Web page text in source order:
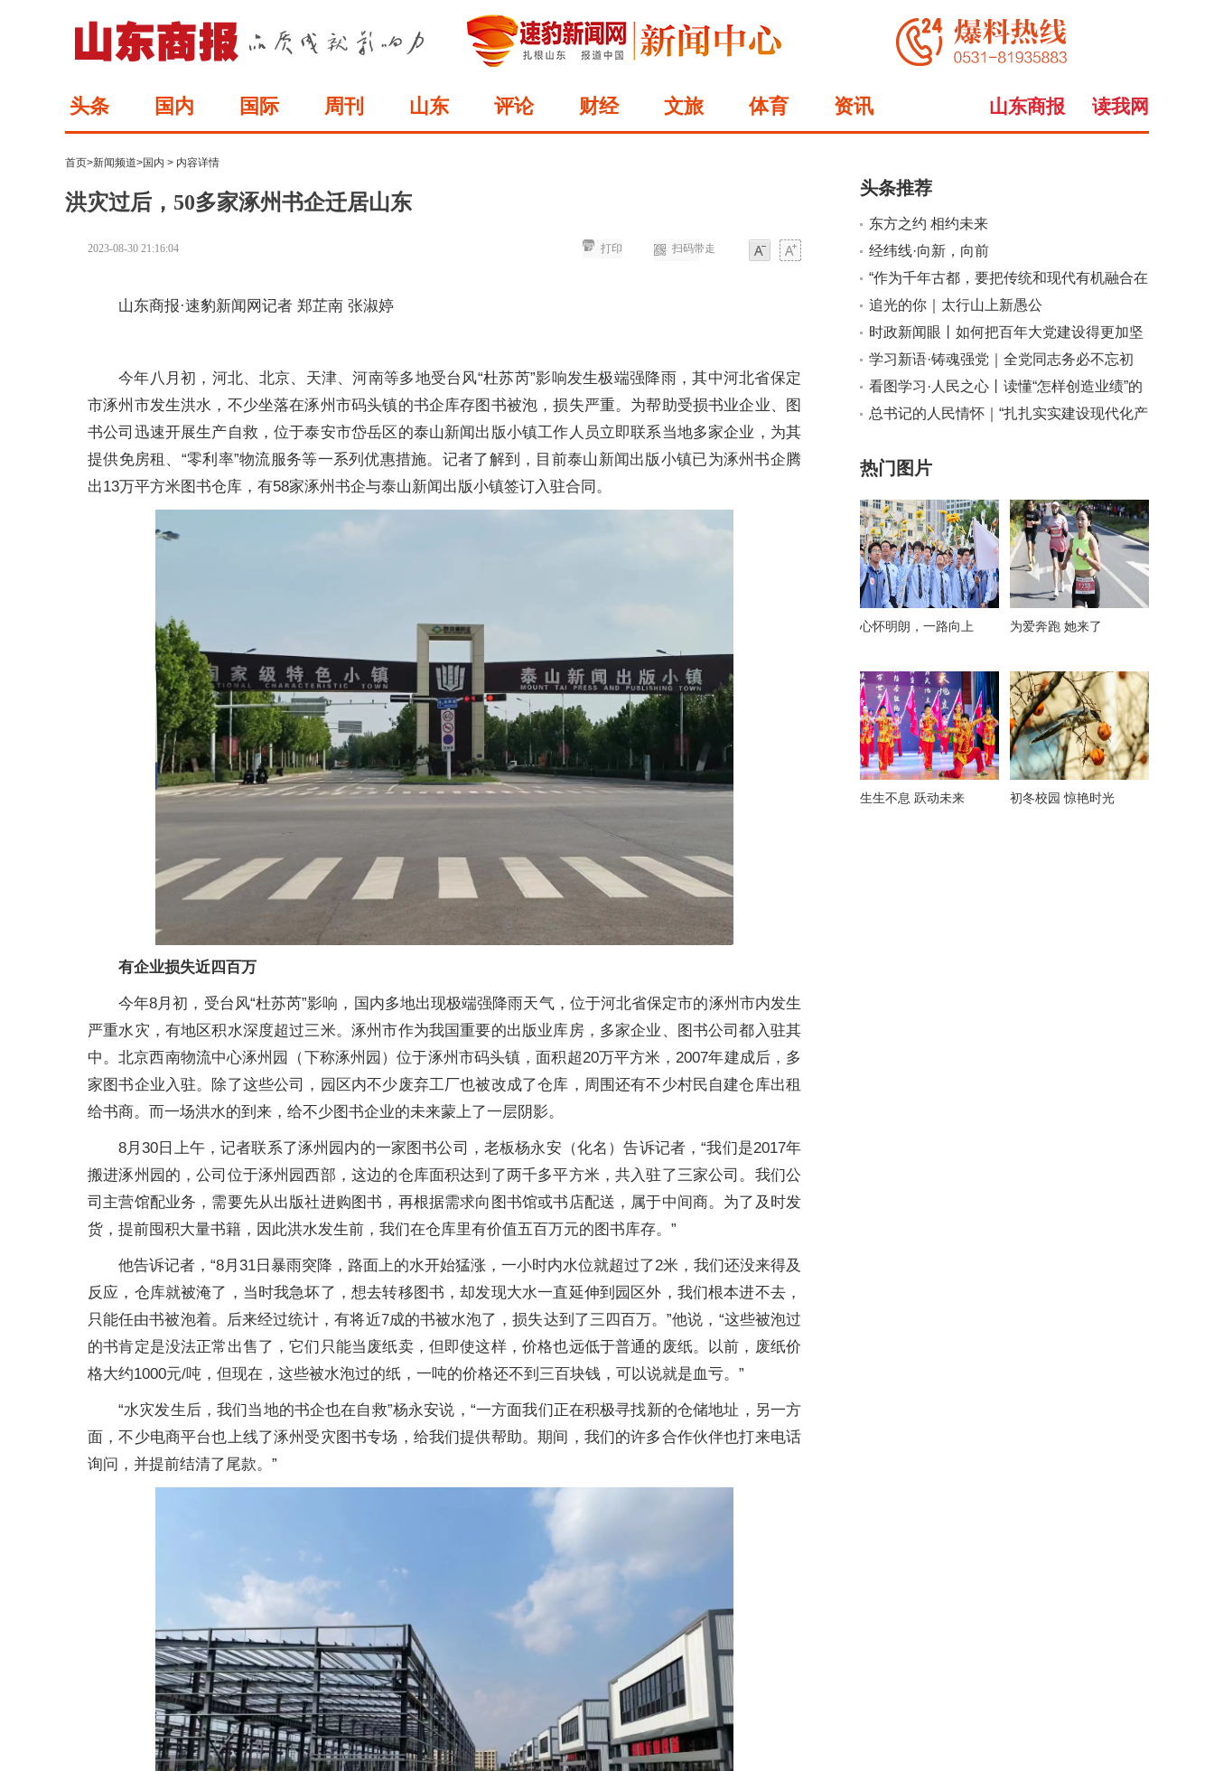
头条 国内 国际 周刊 山东 评论 财经 文旅 体育 资讯 读我网
山东商报
首页>新闻频道>国内 > 内容详情
洪灾过后，50多家涿州书企迁居山东
2023-08-30 21:16:04
大
扫码带走
打印
山东商报·速豹新闻网记者 郑芷南 张淑婷
今年八月初，河北、北京、天津、河南等多地受台风“杜苏芮”影响发生极端强降雨，其中河北省保定
市涿州市发生洪水，不少坐落在涿州市码头镇的书企库存图书被泡，损失严重。为帮助受损书业企业、图
书公司迅速开展生产自救，位于泰安市岱岳区的泰山新闻出版小镇工作人员立即联系当地多家企业，为其
提供免房租、“零利率”物流服务等一系列优惠措施。记者了解到，目前泰山新闻出版小镇已为涿州书企腾
出13万平方米图书仓库，有58家涿州书企与泰山新闻出版小镇签订入驻合同。
有企业损失近四百万
今年8月初，受台风“杜苏芮”影响，国内多地出现极端强降雨天气，位于河北省保定市的涿州市内发生
严重水灾，有地区积水深度超过三米。涿州市作为我国重要的出版业库房，多家企业、图书公司都入驻其
中。北京西南物流中心涿州园（下称涿州园）位于涿州市码头镇，面积超20万平方米，2007年建成后，多
家图书企业入驻。除了这些公司，园区内不少废弃工厂也被改成了仓库，周围还有不少村民自建仓库出租
给书商。而一场洪水的到来，给不少图书企业的未来蒙上了一层阴影。
8月30日上午，记者联系了涿州园内的一家图书公司，老板杨永安（化名）告诉记者，“我们是2017年
搬进涿州园的，公司位于涿州园西部，这边的仓库面积达到了两千多平方米，共入驻了三家公司。我们公
司主营馆配业务，需要先从出版社进购图书，再根据需求向图书馆或书店配送，属于中间商。为了及时发
货，提前囤积大量书籍，因此洪水发生前，我们在仓库里有价值五百万元的图书库存。”
他告诉记者，“8月31日暴雨突降，路面上的水开始猛涨，一小时内水位就超过了2米，我们还没来得及
反应，仓库就被淹了，当时我急坏了，想去转移图书，却发现大水一直延伸到园区外，我们根本进不去，
只能任由书被泡着。后来经过统计，有将近7成的书被水泡了，损失达到了三四百万。”他说，“这些被泡过
的书肯定是没法正常出售了，它们只能当废纸卖，但即使这样，价格也远低于普通的废纸。以前，废纸价
格大约1000元/吨，但现在，这些被水泡过的纸，一吨的价格还不到三百块钱，可以说就是血亏。”
“水灾发生后，我们当地的书企也在自救”杨永安说，“一方面我们正在积极寻找新的仓储地址，另一方
面，不少电商平台也上线了涿州受灾图书专场，给我们提供帮助。期间，我们的许多合作伙伴也打来电话
询问，并提前结清了尾款。”
头条推荐
东方之约 相约未来
经纬线·向新，向前
“作为千年古都，要把传统和现代有机融合在
一起”
追光的你｜太行山上新愚公
时政新闻眼丨如何把百年大党建设得更加坚
强有力？总书记这样部署
学习新语·铸魂强党｜全党同志务必不忘初
心、牢记使命
看图学习·人民之心丨读懂“怎样创造业绩”的
实干路径
总书记的人民情怀｜“扎扎实实建设现代化产
热门图片
心怀明朗，一路向上 为爱奔跑 她来了
生生不息 跃动未来 初冬校园 惊艳时光